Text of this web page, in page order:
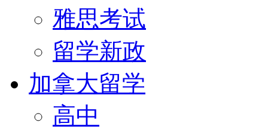
雅思考试
留学新政
加拿大留学
高中